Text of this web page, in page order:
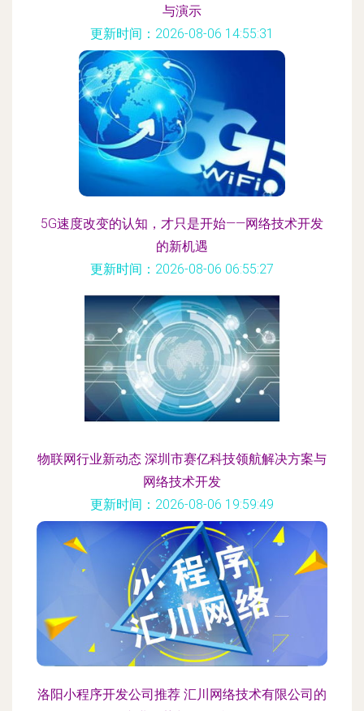
与演示
更新时间：2026-08-06 14:55:31
5G速度改变的认知，才只是开始——网络技术开发
的新机遇
更新时间：2026-08-06 06:55:27
物联网行业新动态 深圳市赛亿科技领航解决方案与
网络技术开发
更新时间：2026-08-06 19:59:49
洛阳小程序开发公司推荐 汇川网络技术有限公司的